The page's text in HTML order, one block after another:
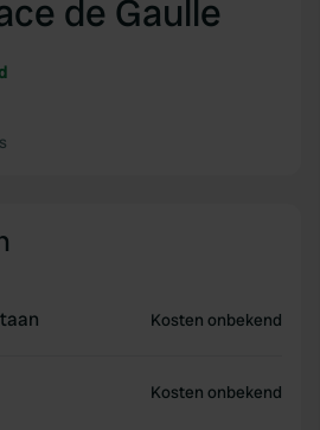
de Gaulle
Kosten onbekend
Kosten onbekend